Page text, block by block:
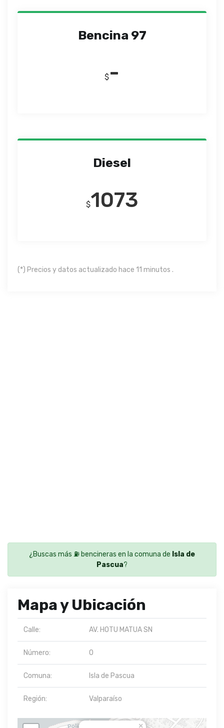
Bencina 97
$-
Diesel
$1073
(*) Precios y datos actualizado hace 11 minutos .
¿Buscas más ⛽ bencineras en la comuna de Isla de
Pascua?
Mapa y Ubicación
Calle: AV. HOTU MATUA SN
Número: 0
Comuna: Isla de Pascua
Región: Valparaíso
×